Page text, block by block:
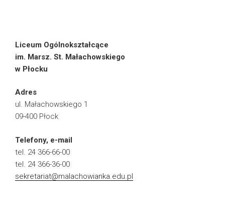
Liceum Ogólnokształcące
im. Marsz. St. Małachowskiego
w Płocku
Adres
ul. Małachowskiego 1
09-400 Płock
Telefony, e-mail
tel. 24 366-66-00
tel. 24 366-36-00
sekretariat@malachowianka.edu.pl